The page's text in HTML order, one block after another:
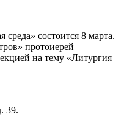
состоится 8 марта.
протоиерей
на тему «Литургия
39.